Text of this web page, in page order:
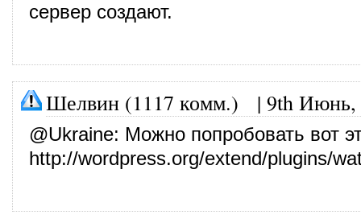
сервер создают.
Шелвин (1117 комм.) | 9th Июнь,
@Ukraine: Можно попробовать вот
http://wordpress.org/extend/plugins/